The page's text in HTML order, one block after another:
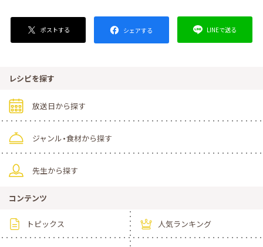
ポストする シェアする LINEで送る
レシピを探す
放送日から探す
ジャンル・食材から探す
先生から探す
コンテンツ
トピックス 人気ランキング